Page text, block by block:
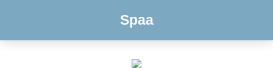
Spaa